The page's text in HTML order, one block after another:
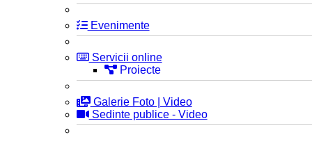
Evenimente
Servicii online
Proiecte
Galerie Foto | Video
Sedinte publice - Video